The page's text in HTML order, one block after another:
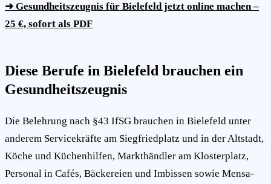
➜ Gesundheitszeugnis für Bielefeld jetzt online machen –
25 €, sofort als PDF
Diese Berufe in Bielefeld brauchen ein
Gesundheitszeugnis
Die Belehrung nach §43 IfSG brauchen in Bielefeld unter
anderem Servicekräfte am Siegfriedplatz und in der Altstadt,
Köche und Küchenhilfen, Markthändler am Klosterplatz,
Personal in Cafés, Bäckereien und Imbissen sowie Mensa-